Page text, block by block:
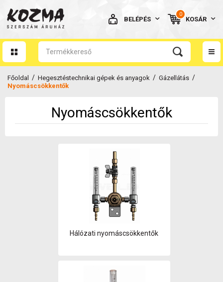
BELÉPÉS
NINCS MÉG FIÓKOM
0
KOSÁR
Főoldal / Hegesztéstechnikai gépek és anyagok / Gázellátás /
Nyomáscsökkentők
Nyomáscsökkentők
Hálózati nyomáscsökkentők